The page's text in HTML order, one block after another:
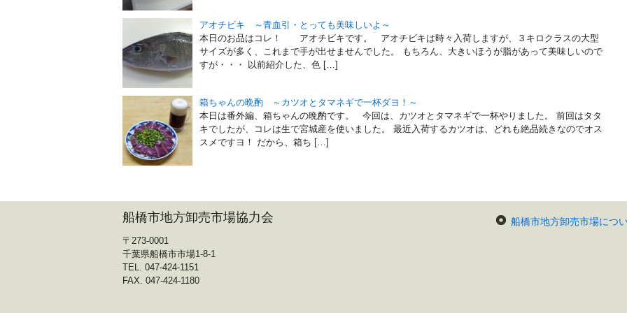
アオチビキ ～青血引・とっても美味しいよ～
本日のお品はコレ！ アオチビキです。 アオチビキは時々入荷しますが、３キロクラスの大型
サイズが多く、これまで手が出せませんでした。 もちろん、大きいほうが脂があって美味しいので
すが・・・ 以前紹介した、色 […]
箱ちゃんの晩酌 ～カツオとタマネギで一杯ダヨ！～
本日は番外編、箱ちゃんの晩酌です。 今回は、カツオとタマネギで一杯やりました。 前回はタタ
キでしたが、コレは生で宮城産を使いました。 最近入荷するカツオは、どれも絶品続きなのでオス
スメですヨ！ だから、箱ち […]
船橋市地方卸売市場協力会
〒273-0001
千葉県船橋市市場1-8-1
TEL. 047-424-1151
FAX. 047-424-1180
船橋市地方卸売市場につ